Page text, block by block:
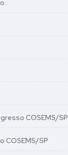
COSEMS/SP
COSEMS/SP